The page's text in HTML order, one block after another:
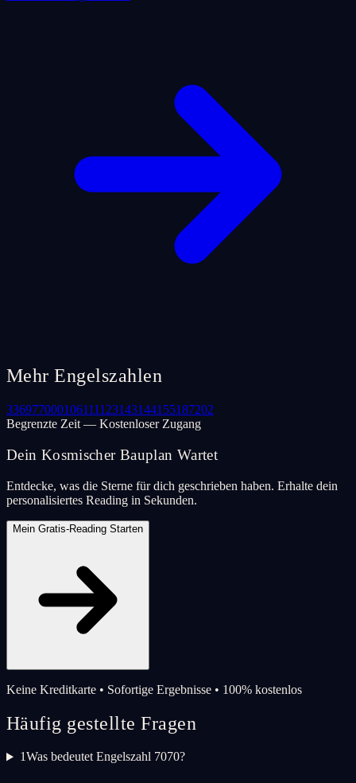
Mehr Engelszahlen
336977000106111123143144155187202
Begrenzte Zeit — Kostenloser Zugang
Dein Kosmischer Bauplan Wartet
Entdecke, was die Sterne für dich geschrieben haben. Erhalte dein
personalisiertes Reading in Sekunden.
Mein Gratis-Reading Starten
Keine Kreditkarte • Sofortige Ergebnisse • 100% kostenlos
Häufig gestellte Fragen
1Was bedeutet Engelszahl 7070?